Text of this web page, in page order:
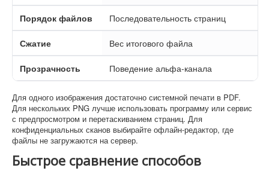
Порядок файлов Последовательность страниц
Сжатие Вес итогового файла
Прозрачность Поведение альфа-канала
Для одного изображения достаточно системной печати в PDF.
Для нескольких PNG лучше использовать программу или сервис
с предпросмотром и перетаскиванием страниц. Для
конфиденциальных сканов выбирайте офлайн-редактор, где
файлы не загружаются на сервер.
Быстрое сравнение способов